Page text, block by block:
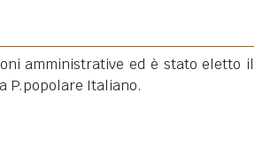
amministrative ed è stato eletto il
P.popolare Italiano.